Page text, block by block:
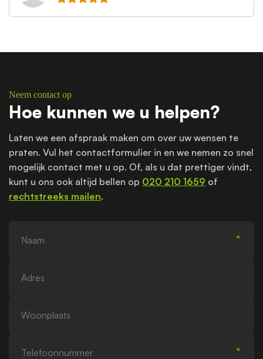
Neem contact op
Hoe kunnen we u helpen?
Laten we een afspraak maken om over uw wensen te
praten. Vul het contactformulier in en we nemen zo snel
mogelijk contact met u op. Of, als u dat prettiger vindt,
kunt u ons ook altijd bellen op 020 210 1659 of
rechtstreeks mailen.